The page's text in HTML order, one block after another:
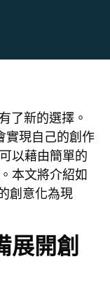
了新的選擇。
實現自己的創作
以藉由簡單的
本文將介紹如
創意化為現
展開創